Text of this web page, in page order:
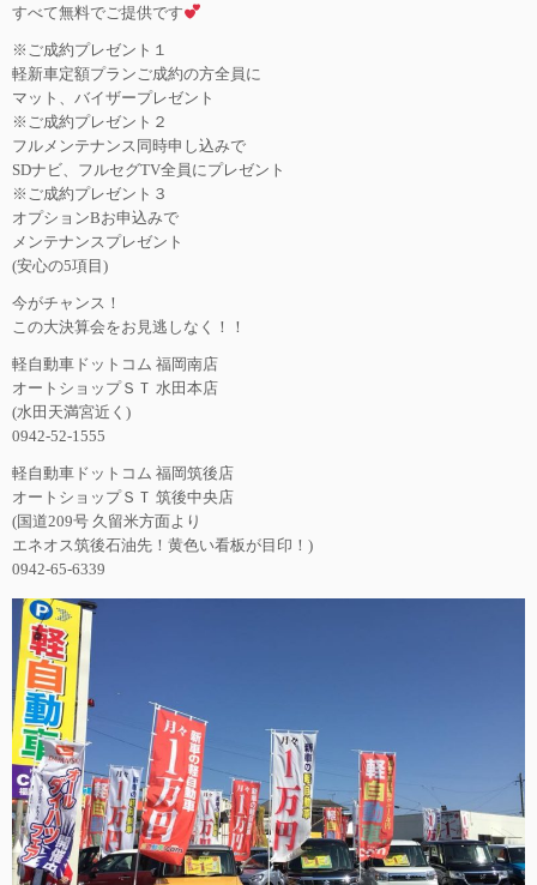
すべて無料でご提供です
※ご成約プレゼント１
軽新車定額プランご成約の方全員に
マット、バイザープレゼント
※ご成約プレゼント２
フルメンテナンス同時申し込みで
SDナビ、フルセグTV全員にプレゼント
※ご成約プレゼント３
オプションBお申込みで
メンテナンスプレゼント
(安心の5項目)
今がチャンス！
この大決算会をお見逃しなく！！
軽自動車ドットコム 福岡南店
オートショップＳＴ 水田本店
(水田天満宮近く)
0942-52-1555
軽自動車ドットコム 福岡筑後店
オートショップＳＴ 筑後中央店
(国道209号 久留米方面より
エネオス筑後石油先！黄色い看板が目印！)
0942-65-6339